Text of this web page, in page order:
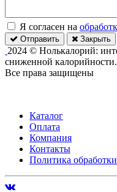
Я согласен на
Отправить Закрыть
2024 © Нолькалорий:
сниженной калорийности.
Все права защищены
Каталог
Оплата
Компания
Контакты
Политика